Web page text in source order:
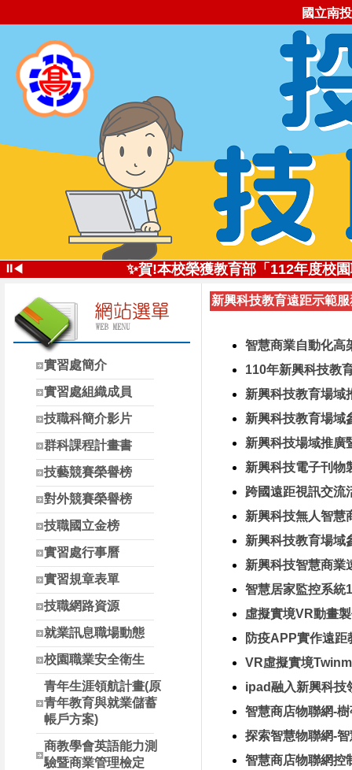
國立南
⏸◀
✨投高技職尚勇!✨113學年全國
✨賀!本校榮獲教育部「112年度校
投高技職讚!113年南投高中
✨五星好評 投高技職✨112學年全
自造實驗室受
南投縣高中職校長
實習處簡介
實習處組織成員
技職科簡介影片
群科課程計畫書
技藝競賽榮譽榜
對外競賽榮譽榜
技職國立金榜
實習處行事曆
實習規章表單
技職網路資源
就業訊息職場動態
校園職業安全衛生
青年生涯領航計畫(原
青年教育與就業儲蓄
帳戶方案)
商教學會英語能力測
驗暨商業管理檢定
新興科技教育遠距示範
智慧商業自動化高
110年新興科技教
新興科技教育場域
新興科技教育場域
新興科技場域推廣
新興科技電子刊物
跨國遠距視訊交流
新興科技無人智慧
新興科技教育場域
新興科技智慧商業
智慧居家監控系統
虛擬實境VR動畫
防疫APP實作遠距
VR虛擬實境
ipad融入新興科技
智慧商店物聯網-
探索智慧物聯網-
智慧商店物聯網控